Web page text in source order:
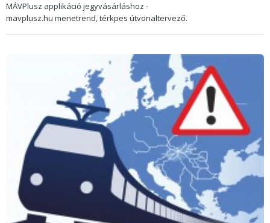
MÁVPlusz applikáció jegyvásárláshoz -
mavplusz.hu menetrend, térkpes útvonaltervező.